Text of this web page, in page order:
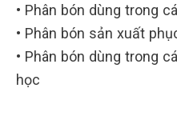
• Phân bón dùng trong
• Phân bón sản xuất
• Phân bón dùng trong
học